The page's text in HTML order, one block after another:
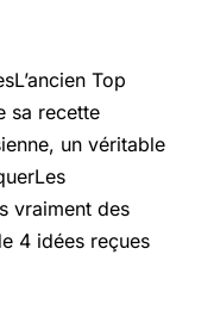
Top
sa recette
un véritable
vraiment des
4 idées reçues